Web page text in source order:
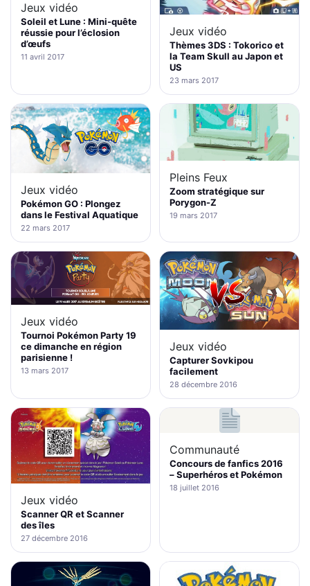
Jeux vidéo
Soleil et Lune : Mini-quête
réussie pour l’éclosion
d’œufs
11 avril 2017
Jeux vidéo
Thèmes 3DS : Tokorico et
la Team Skull au Japon et
US
23 mars 2017
Jeux vidéo
Pokémon GO : Plongez
dans le Festival Aquatique
22 mars 2017
Pleins Feux
Zoom stratégique sur
Porygon-Z
19 mars 2017
Jeux vidéo
Tournoi Pokémon Party 19
ce dimanche en région
parisienne !
13 mars 2017
Jeux vidéo
Capturer Sovkipou
facilement
28 décembre 2016
Jeux vidéo
Scanner QR et Scanner
des îles
27 décembre 2016
Communauté
Concours de fanfics 2016
– Superhéros et Pokémon
18 juillet 2016